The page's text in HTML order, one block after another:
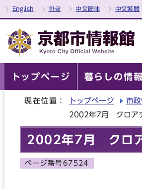
English 한글 中文簡体 中文繁體
トップページ 暮らしの情
現在位置： トップページ
市
2002年7月 クロア
2002年7月 クロア
ページ番号67524